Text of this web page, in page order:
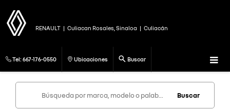
RENAULT | Culiacan Rosales, Sinaloa | Culiacán
Tel: 667-176-0550 Ubicaciones Buscar
Buscar